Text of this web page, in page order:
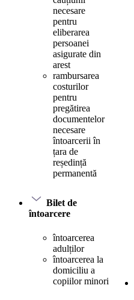
necesare
pentru
eliberarea
persoanei
asigurate din
arest
rambursarea
costurilor
pentru
pregătirea
documentelor
necesare
întoarcerii în
țara de
reședință
permanentă
Bilet de
întoarcere
întoarcerea
adulților
întoarcerea la
domiciliu a
copiilor minori